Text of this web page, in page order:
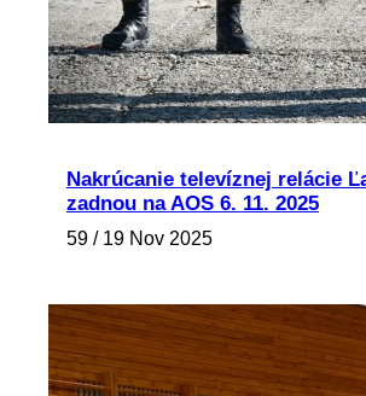
Nakrúcanie televíznej relácie
zadnou na AOS 6. 11. 2025
59 / 19 Nov 2025